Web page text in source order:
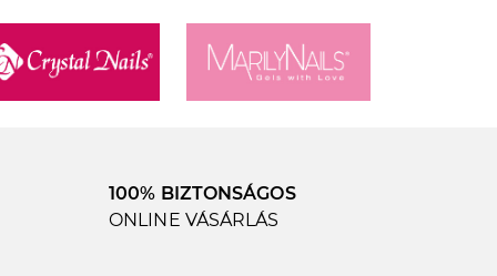
100% BIZTONSÁGOS
ONLINE VÁSÁRLÁS